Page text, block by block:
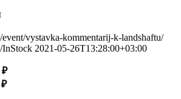
vystavka-kommentarij-k-landshaftu/
InStock 2021-05-26T13:28:00+03:00
₽
₽